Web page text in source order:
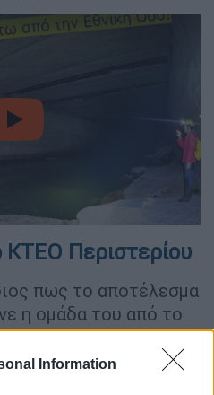
Information
video
ΚΤΕΟ Περιστερίου
πως το αποτέλεσμα
η ομάδα του από το
τοΚΤΕΟ
6 χιλιόμετρα) ήταν